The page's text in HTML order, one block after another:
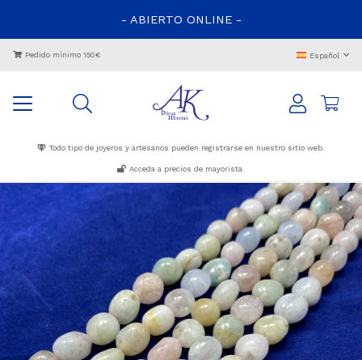
- ABIERTO ONLINE -
Pedido mínimo 150€ Español
Todo tipo de joyeros y artesanos pueden registrarse en nuestro sitio web.
Acceda a precios de mayorista.